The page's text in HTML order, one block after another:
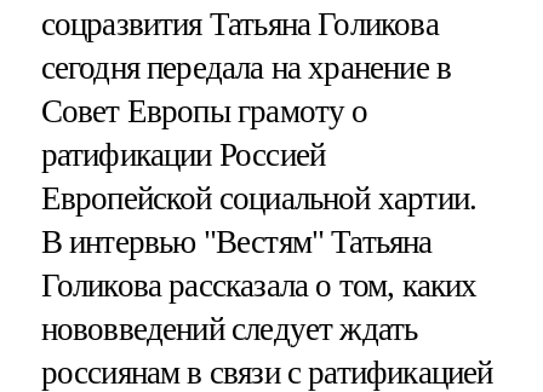
соцразвития Татьяна Голикова
сегодня передала на хранение в
Совет Европы грамоту о
ратификации Россией
Европейской социальной хартии.
В интервью "Вестям" Татьяна
Голикова рассказала о том, каких
нововведений следует ждать
россиянам в связи с ратификацией